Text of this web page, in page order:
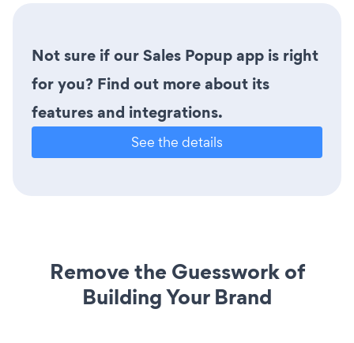
Not sure if our Sales Popup app is right
for you? Find out more about its
features and integrations.
See the details
Remove the Guesswork of
Building Your Brand